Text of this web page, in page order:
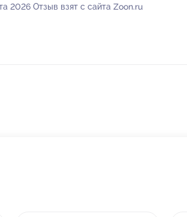
2026 Отзыв взят с сайта Zoon.ru